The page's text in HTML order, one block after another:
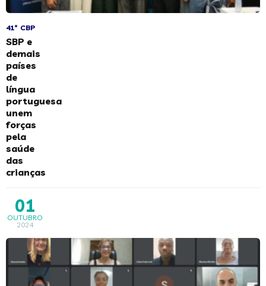
41° CBP
SBP e
demais
países
de
língua
portuguesa
unem
forças
pela
saúde
das
crianças
01
OUTUBRO
2024